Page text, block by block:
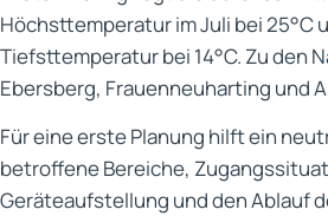
Höchsttemperatur im Juli bei 25°C
Tiefsttemperatur bei 14°C. Zu den
Ebersberg, Frauenneuharting und
Für eine erste Planung hilft ein
betroffene Bereiche,
Geräteaufstellung und den Ablauf